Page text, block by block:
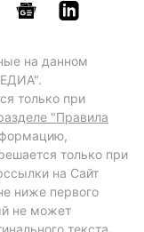
на данном
только при
"Правила
только при
на Сайт
ниже первого
не может
текста,